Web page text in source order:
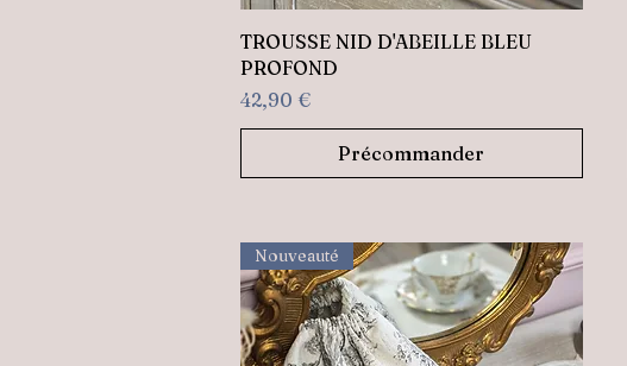
Aperçu rapide
TROUSSE NID D'ABEILLE BLEU
PROFOND
Prix
42,90 €
Précommander
Nouveauté